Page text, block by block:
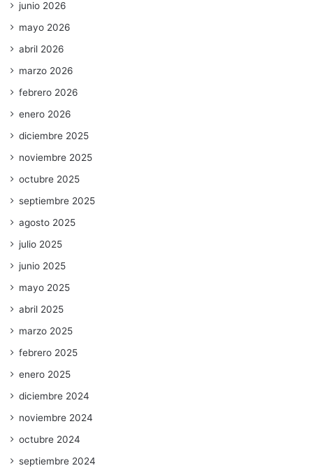
junio 2026
mayo 2026
abril 2026
marzo 2026
febrero 2026
enero 2026
diciembre 2025
noviembre 2025
octubre 2025
septiembre 2025
agosto 2025
julio 2025
junio 2025
mayo 2025
abril 2025
marzo 2025
febrero 2025
enero 2025
diciembre 2024
noviembre 2024
octubre 2024
septiembre 2024